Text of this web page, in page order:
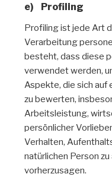
e) Profiling
Profiling ist jede Art
Verarbeitung
besteht, dass diese
verwendet werden,
Aspekte, die sich auf
zu bewerten,
Arbeitsleistung,
persönlicher
Verhalten,
natürlichen Person
vorherzusagen.